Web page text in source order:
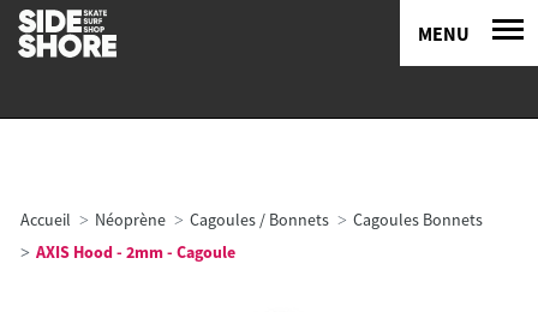
MENU
Accueil Néoprène Cagoules / Bonnets
Cagoules Bonnets
AXIS Hood - 2mm - Cagoule